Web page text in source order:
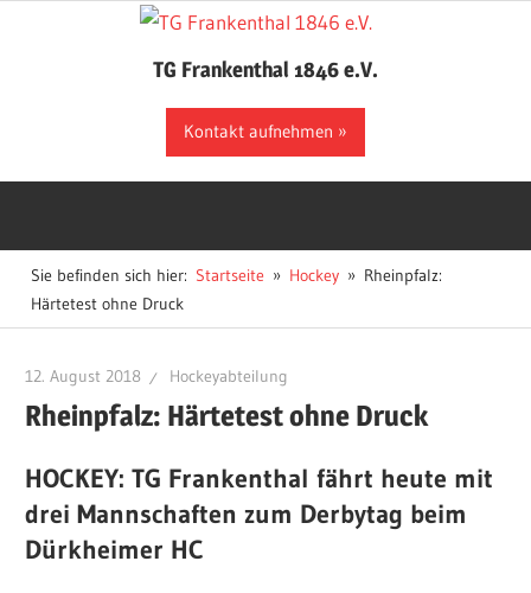
TG Frankenthal 1846 e.V.
Kontakt aufnehmen
Sie befinden sich hier: Startseite Hockey
Rheinpfalz:
Härtetest ohne Druck
12. August 2018 Hockeyabteilung
Rheinpfalz: Härtetest ohne Druck
HOCKEY: TG Frankenthal fährt heute mit
drei Mannschaften zum Derbytag beim
Dürkheimer HC